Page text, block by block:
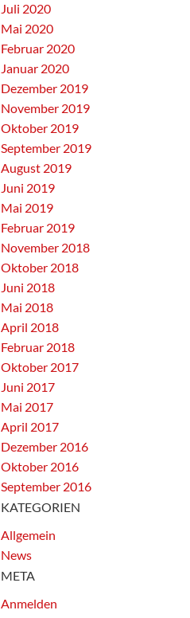
Juli 2020
Mai 2020
Februar 2020
Januar 2020
Dezember 2019
November 2019
Oktober 2019
September 2019
August 2019
Juni 2019
Mai 2019
Februar 2019
November 2018
Oktober 2018
Juni 2018
Mai 2018
April 2018
Februar 2018
Oktober 2017
Juni 2017
Mai 2017
April 2017
Dezember 2016
Oktober 2016
September 2016
KATEGORIEN
Allgemein
News
META
Anmelden